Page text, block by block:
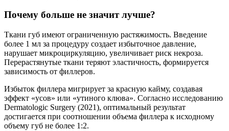
Почему больше не значит лучше?
Ткани губ имеют ограниченную растяжимость. Введение
более 1 мл за процедуру создает избыточное давление,
нарушает микроциркуляцию, увеличивает риск некроза.
Перерастянутые ткани теряют эластичность, формируется
зависимость от филлеров.
Избыток филлера мигрирует за красную кайму, создавая
эффект «усов» или «утиного клюва». Согласно исследованию
Dermatologic Surgery (2021), оптимальный результат
достигается при соотношении объема филлера к исходному
объему губ не более 1:2.